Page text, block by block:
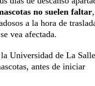
no suelen faltar
a la hora de
vea afectada.
Universidad de La
antes de iniciar